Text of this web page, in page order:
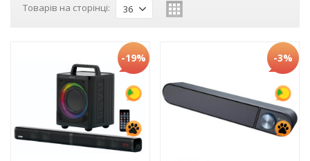
Товарів на сторінці: 36
-19% -3%